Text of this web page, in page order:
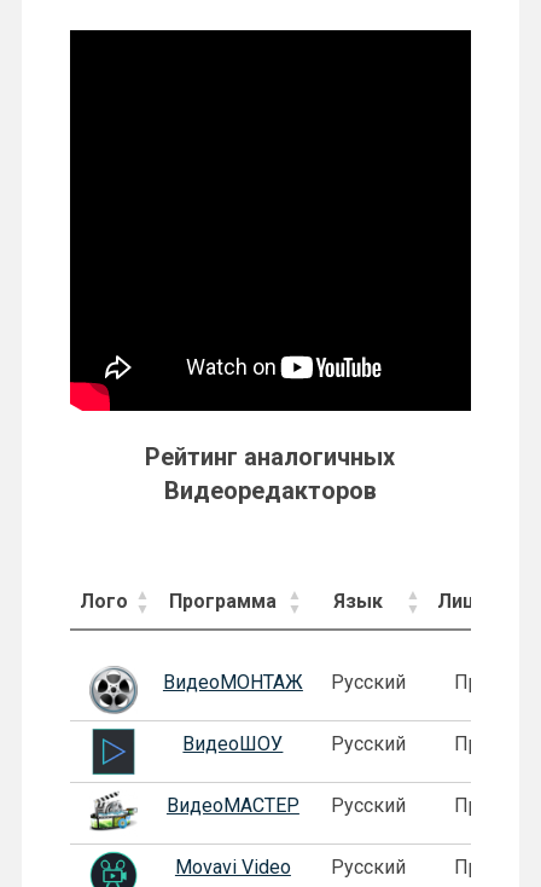
Рейтинг аналогичных
Видеоредакторов
Лого Программа Язык Лицензия
Лого Программа Язык Лицензия
ВидеоМОНТАЖ Русский Пробная
ВидеоШОУ Русский Пробная
ВидеоМАСТЕР Русский Пробная
Movavi Video
Русский Пробная